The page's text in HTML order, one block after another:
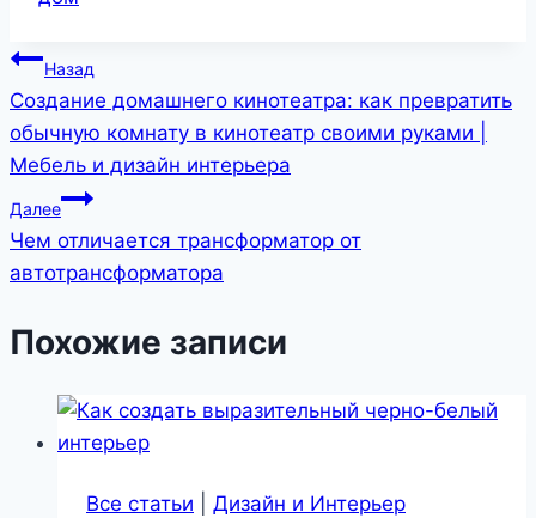
Навигация
по
записям
Назад
Создание домашнего кинотеатра: как превратить
обычную комнату в кинотеатр своими руками |
Мебель и дизайн интерьера
Далее
Чем отличается трансформатор от
автотрансформатора
Похожие записи
Все статьи Дизайн и Интерьер